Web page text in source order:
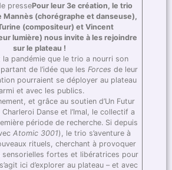
pressePour leur 3e création, le trio
Mannès (chorégraphe et danseuse),
(compositeur) et Vincent
lumière) nous invite à les rejoindre
sur le plateau !
la pandémie que le trio a nourri son
de l’idée que les Forces de leur
pourraient se déployer au plateau
et avec les publics.
et grâce au soutien d’Un Futur
Danse et l’Imal, le collectif a
période de recherche. Si depuis
Atomic 3001), le trio s’aventure à
rituels, cherchant à provoquer
sensorielles fortes et libératrices pour
ici d’explorer au plateau – et avec